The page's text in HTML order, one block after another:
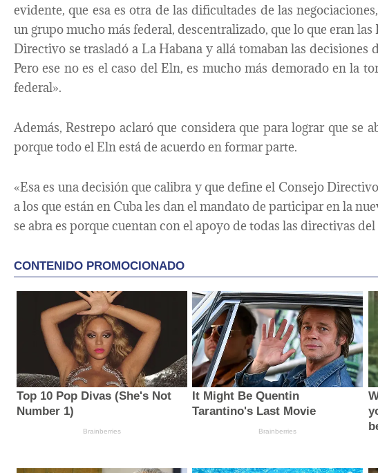
evidente, que esa es otra de las dificultades de las
un grupo mucho más federal, descentralizado, que lo que eran
Directivo se trasladó a La Habana y allá tomaban las decisiones
Pero ese no es el caso del Eln, es mucho más demorado en la
federal».
Además, Restrepo aclaró que considera que para lograr que se
porque todo el Eln está de acuerdo en formar parte.
«Esa es una decisión que calibra y que define el Consejo
a los que están en Cuba les dan el mandato de participar en la
se abra es porque cuentan con el apoyo de todas las directivas